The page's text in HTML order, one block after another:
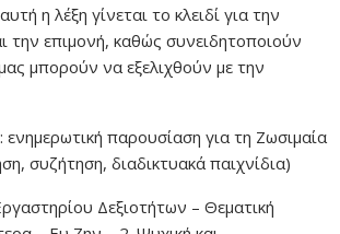
η λέξη γίνεται το κλειδί για την
την επιμονή, καθώς συνειδητοποιούν
μπορούν να εξελιχθούν με την
ενημερωτική παρουσίαση για τη Ζωσιμαία
συζήτηση, διαδικτυακά παιχνίδια)
Δεξιοτήτων – Θεματική